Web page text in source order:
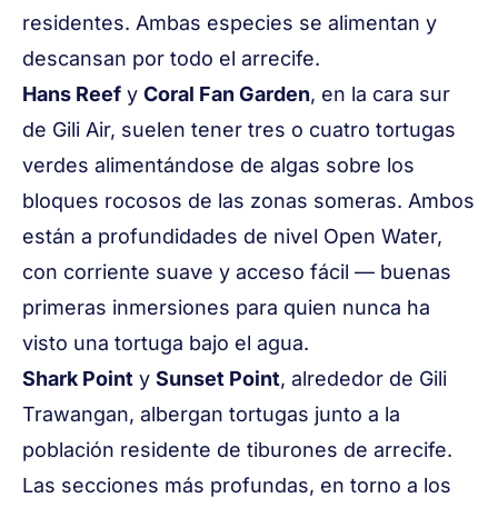
residentes. Ambas especies se alimentan y
descansan por todo el arrecife.
Hans Reef y Coral Fan Garden, en la cara sur
de Gili Air, suelen tener tres o cuatro tortugas
verdes alimentándose de algas sobre los
bloques rocosos de las zonas someras. Ambos
están a profundidades de nivel Open Water,
con corriente suave y acceso fácil — buenas
primeras inmersiones para quien nunca ha
visto una tortuga bajo el agua.
Shark Point y Sunset Point, alrededor de Gili
Trawangan, albergan tortugas junto a la
población residente de tiburones de arrecife.
Las secciones más profundas, en torno a los